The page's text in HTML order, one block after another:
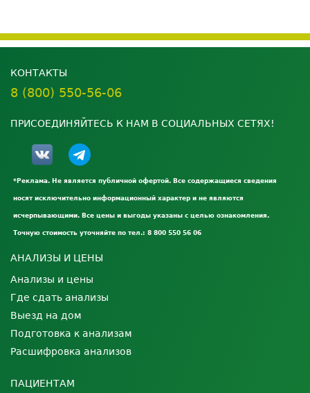
КОНТАКТЫ
8 (800) 550-56-06
ПРИСОЕДИНЯЙТЕСЬ К НАМ В СОЦИАЛЬНЫХ СЕТЯХ!
*Реклама. Не является публичной офертой. Все содержащиеся сведения
носят исключительно информационный характер и не являются
исчерпывающими. Все цены и выгоды указаны с целью ознакомления.
Точную стоимость уточняйте по тел.: 8 800 550 56 06
АНАЛИЗЫ И ЦЕНЫ
Анализы и цены
Где сдать анализы
Выезд на дом
Подготовка к анализам
Расшифровка анализов
ПАЦИЕНТАМ